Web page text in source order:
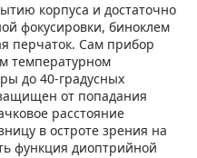
корпуса и достаточно
фокусировки, биноклем
перчаток. Сам прибор
температурном
до 40-градусных
от попадания
расстояние
в остроте зрения на
функция диоптрийной